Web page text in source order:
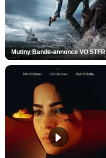
Mutiny Bande-annonce VO STFR